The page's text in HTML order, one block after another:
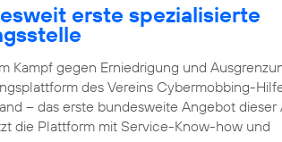
erste spezialisierte
Kampf gegen Erniedrigung und
des Vereins Cybermobbing-
– das erste bundesweite Angebot dieser
die Plattform mit Service-Know-how und